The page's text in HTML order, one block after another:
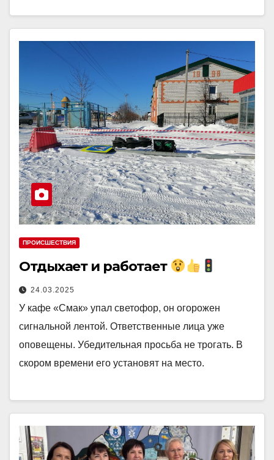
ПРОИСШЕСТВИЯ
Отдыхает и работает
24.03.2025
У кафе «Смак» упал светофор, он огорожен
сигнальной лентой. Ответственные лица уже
оповещены. Убедительная просьба не трогать. В
скором времени его установят на место.